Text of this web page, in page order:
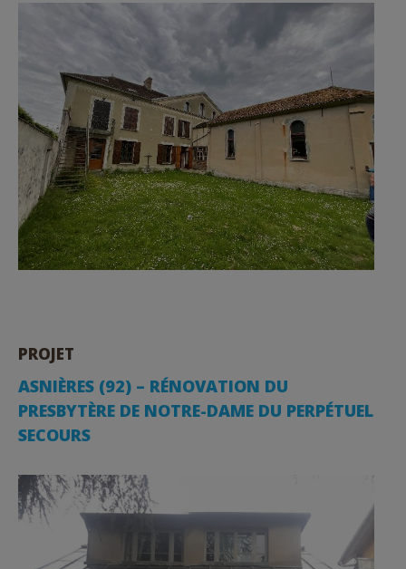
PROJET
ASNIÈRES (92) – RÉNOVATION DU
PRESBYTÈRE DE NOTRE-DAME DU PERPÉTUEL
SECOURS